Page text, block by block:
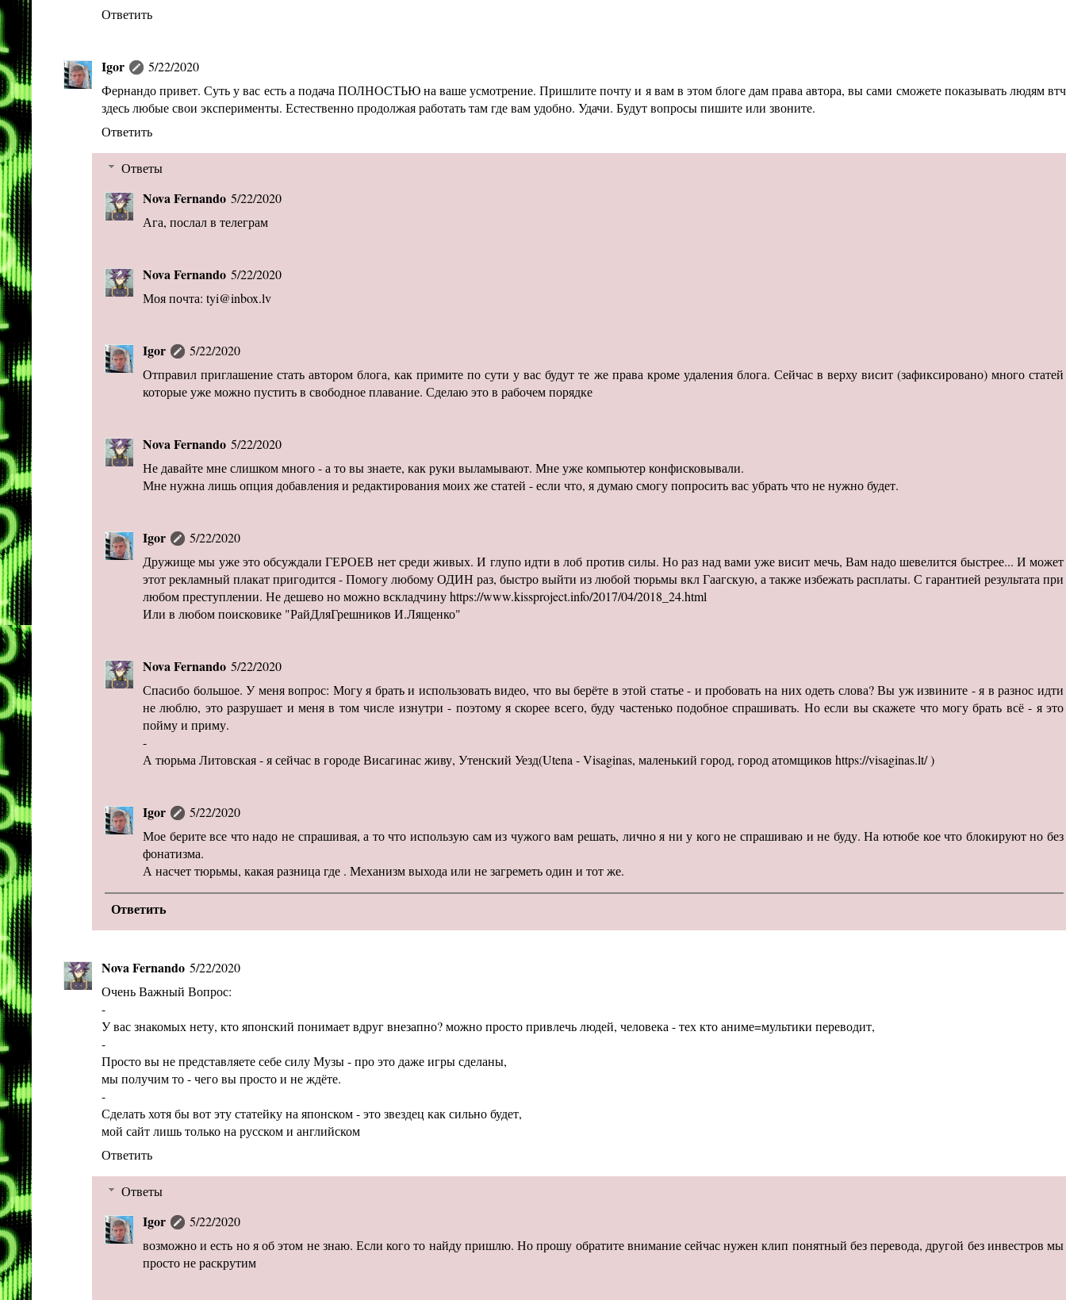
Ответить
Igor
5/22/2020
Фернандо привет. Суть у вас есть а подача ПОЛНОСТЬЮ на ваше усмотрение. Пришлите почту и я вам в этом блоге дам права автора, вы сами сможете показывать людям
здесь любые свои эксперименты. Естественно продолжая работать там где вам удобно. Удачи. Будут вопросы пишите или звоните.
Ответить
Ответы
Nova Fernando 5/22/2020
Ага, послал в телеграм
Nova Fernando 5/22/2020
Моя почта: tyi@inbox.lv
Igor
5/22/2020
Отправил приглашение стать автором блога, как примите по сути у вас будут те же права кроме удаления блога. Сейчас в верху висит (зафиксировано) много статей
которые уже можно пустить в свободное плавание. Сделаю это в рабочем порядке
Nova Fernando 5/22/2020
Не давайте мне слишком много - а то вы знаете, как руки выламывают. Мне уже компьютер конфисковывали.
Мне нужна лишь опция добавления и редактирования моих же статей - если что, я думаю смогу попросить вас убрать что не нужно будет.
Igor
5/22/2020
Дружище мы уже это обсуждали ГЕРОЕВ нет среди живых. И глупо идти в лоб против силы. Но раз над вами уже висит мечь, Вам надо шевелится быстрее... И может
этот рекламный плакат пригодится - Помогу любому ОДИН раз, быстро выйти из любой тюрьмы вкл Гаагскую, а также избежать расплаты. С гарантией результата при
любом преступлении. Не дешево но можно вскладчину https://www.kissproject.info/2017/04/2018_24.html
Или в любом поисковике "РайДляГрешников И.Лященко"
Nova Fernando 5/22/2020
Спасибо большое. У меня вопрос: Могу я брать и использовать видео, что вы берёте в этой статье - и пробовать на них одеть слова? Вы уж извините - я в разнос идти
не люблю, это разрушает и меня в том числе изнутри - поэтому я скорее всего, буду частенько подобное спрашивать. Но если вы скажете что могу брать всё - я это
пойму и приму.
-
А тюрьма Литовская - я сейчас в городе Висагинас живу, Утенский Уезд(Utena - Visaginas, маленький город, город атомщиков https://visaginas.lt/ )
Igor
5/22/2020
Мое берите все что надо не спрашивая, а то что использую сам из чужого вам решать, лично я ни у кого не спрашиваю и не буду. На ютюбе кое что блокируют но без
фонатизма.
А насчет тюрьмы, какая разница где . Механизм выхода или не загреметь один и тот же.
Ответить
Nova Fernando 5/22/2020
Очень Важный Вопрос:
-
У вас знакомых нету, кто японский понимает вдруг внезапно? можно просто привлечь людей, человека - тех кто аниме=мультики переводит,
-
Просто вы не представляете себе силу Музы - про это даже игры сделаны,
мы получим то - чего вы просто и не ждёте.
-
Сделать хотя бы вот эту статейку на японском - это звездец как сильно будет,
мой сайт лишь только на русском и английском
Ответить
Ответы
Igor
5/22/2020
возможно и есть но я об этом не знаю. Если кого то найду пришлю. Но прошу обратите внимание сейчас нужен клип понятный без перевода, другой без инвестров мы
просто не раскрутим